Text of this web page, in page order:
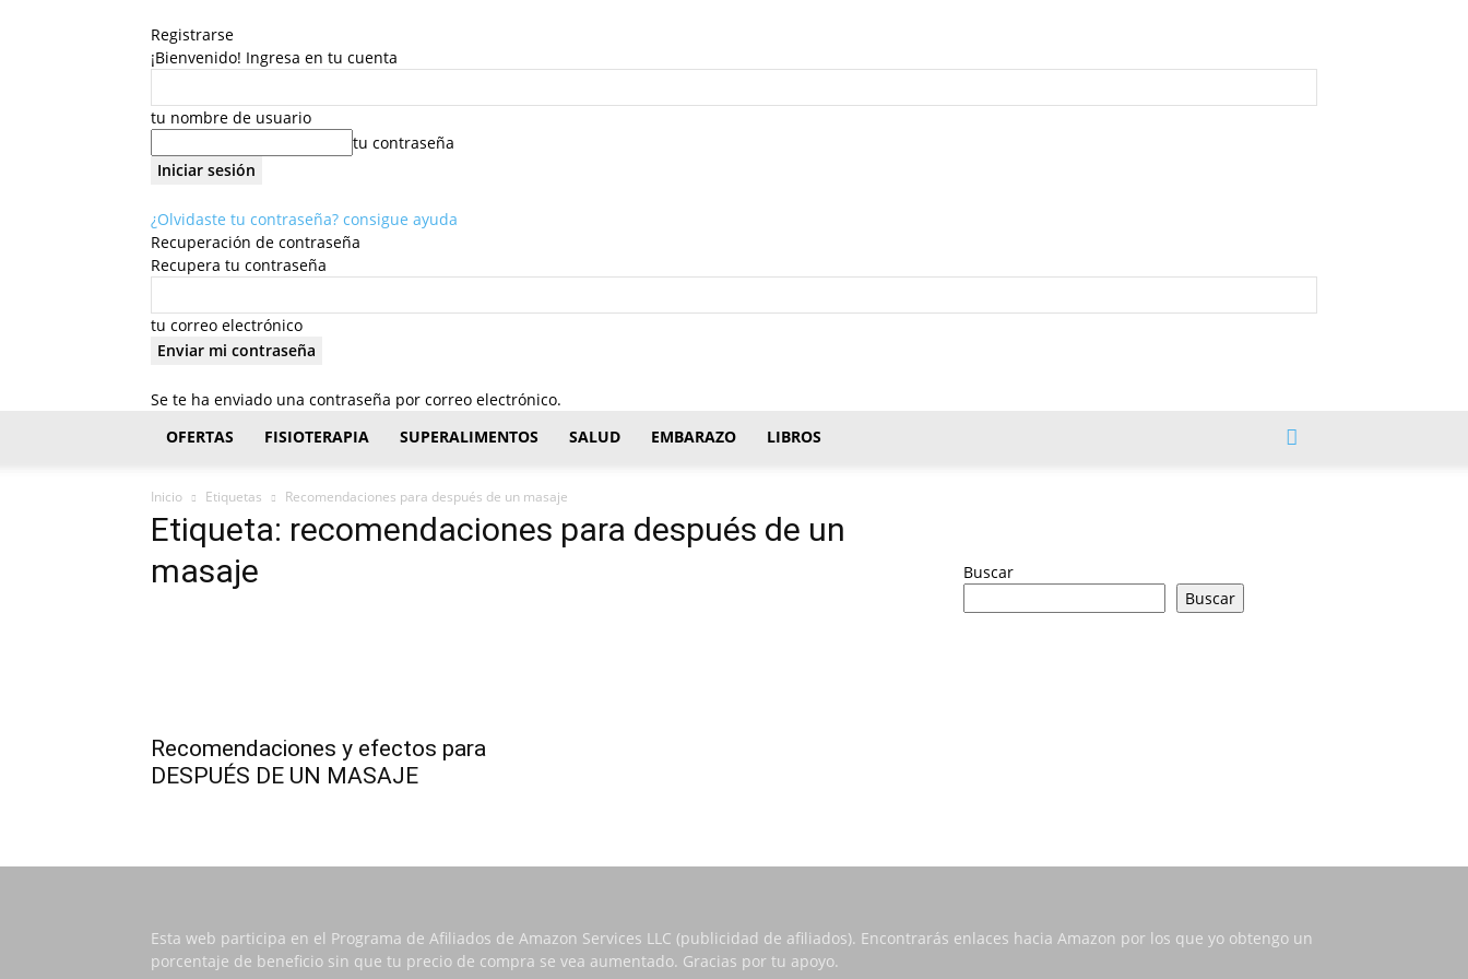
Registrarse
¡Bienvenido! Ingresa en tu cuenta
tu nombre de usuario
tu contraseña
¿Olvidaste tu contraseña? consigue ayuda
Recuperación de contraseña
Recupera tu contraseña
tu correo electrónico
Se te ha enviado una contraseña por correo electrónico.
OFERTAS FISIOTERAPIA SUPERALIMENTOS SALUD EMBARAZO LIBROS
Inicio Etiquetas Recomendaciones para después de un masaje
Etiqueta: recomendaciones para después de un
masaje
Recomendaciones y efectos para
DESPUÉS DE UN MASAJE
Buscar
Buscar
Esta web participa en el Programa de Afiliados de Amazon Services LLC (publicidad de afiliados). Encontrarás enlaces hacia Amazon por los que yo obtengo un
porcentaje de beneficio sin que tu precio de compra se vea aumentado. Gracias por tu apoyo.